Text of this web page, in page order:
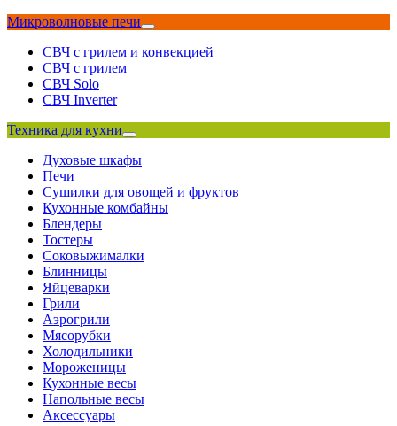
Микроволновые печи
СВЧ с грилем и конвекцией
СВЧ с грилем
СВЧ Solo
СВЧ Inverter
Техника для кухни
Духовые шкафы
Печи
Сушилки для овощей и фруктов
Кухонные комбайны
Блендеры
Тостеры
Соковыжималки
Блинницы
Яйцеварки
Грили
Аэрогрили
Мясорубки
Холодильники
Мороженицы
Кухонные весы
Напольные весы
Аксессуары